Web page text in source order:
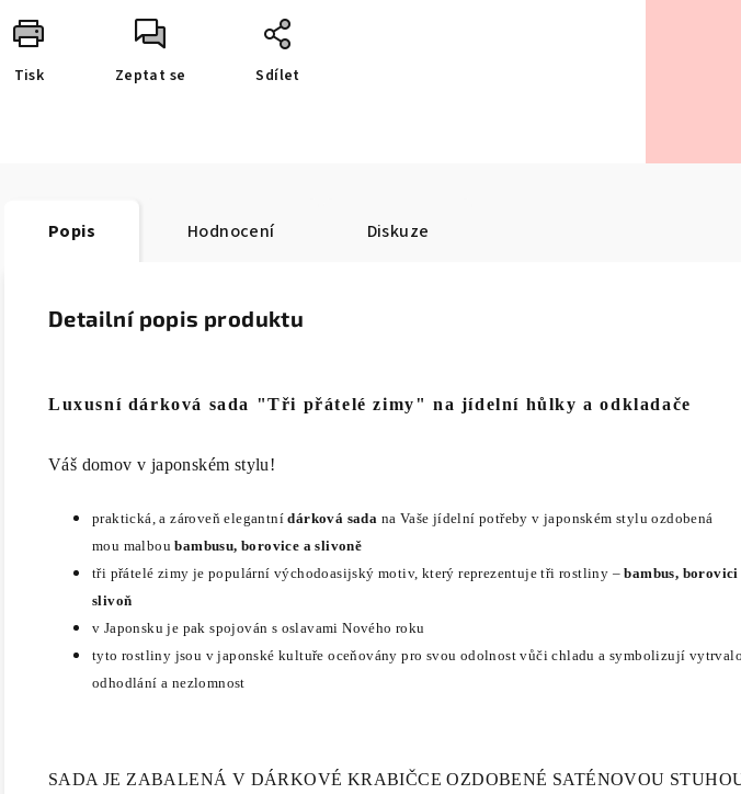
Tisk Zeptat se Sdílet
Popis Hodnocení Diskuze
Detailní popis produktu
Luxusní dárková sada "Tři přátelé zimy" na jídelní hůlky a odkladače
Váš domov v japonském stylu!
praktická, a zároveň elegantnídárková sada na Vaše jídelní potřeby v japonském stylu ozdobená
mou malbou bambusu, borovice a slivoně
tři přátelé zimy je populární východoasijský motiv, který reprezentuje tři rostliny –bambus, borovici
slivoň
v Japonsku je pak spojován s oslavami Nového roku
tyto rostliny jsou v japonské kultuře oceňovány pro svou odolnost vůči chladu a symbolizují
odhodlání a nezlomnost
SADA JE ZABALENÁ V DÁRKOVÉ KRABIČCE OZDOBENÉ SATÉNOVOU